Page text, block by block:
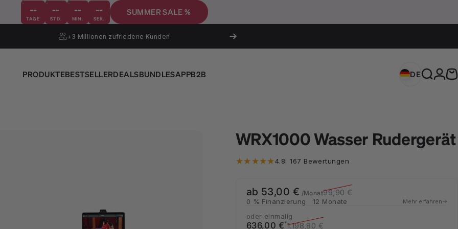
--
TAGE
--
STD.
--
MIN.
--
SEK.
SUMMER SALE %
+3 Millionen zufriedene Kunden
PRODUKTEBESTSELLERDEALSBUNDLESAPPB2B DE
Deutschland
Suche
Login
WRX1000 Wasser Rudergerät
4.8 167 Bewertungen
Verkaufspreis
ab 53,00 € /Monat
Normaler Preis 99,90 €
0 % Finanzierung 12 Monate Mehr erfahren
oder einmalig
Verkaufspreis
636,00 €*
Normaler Preis1.198,80 €